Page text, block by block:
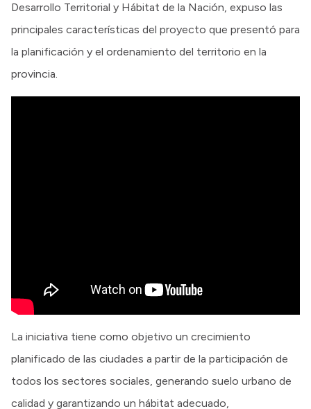
Desarrollo Territorial y Hábitat de la Nación, expuso las
principales características del proyecto que presentó para
la planificación y el ordenamiento del territorio en la
provincia.
La iniciativa tiene como objetivo un crecimiento
planificado de las ciudades a partir de la participación de
todos los sectores sociales, generando suelo urbano de
calidad y garantizando un hábitat adecuado,